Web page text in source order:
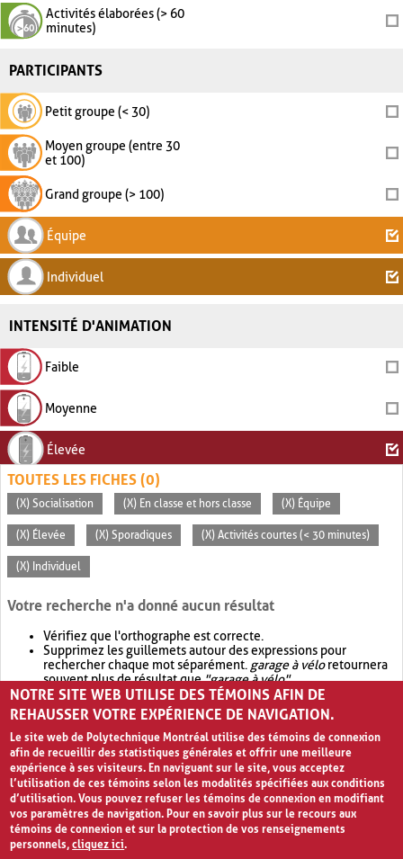
Activités élaborées (> 60
minutes)
PARTICIPANTS
Petit groupe (< 30)
Moyen groupe (entre 30
et 100)
Grand groupe (> 100)
Équipe
Individuel
INTENSITÉ D'ANIMATION
Faible
Moyenne
Élevée
TOUTES LES FICHES (0)
(X) Socialisation (X) En classe et hors classe (X) Équipe
(X) Élevée (X) Sporadiques (X) Activités courtes (< 30 minutes)
(X) Individuel
Votre recherche n'a donné aucun résultat
Vérifiez que l'orthographe est correcte.
Supprimez les guillemets autour des expressions pour
rechercher chaque mot séparément. garage à véloretournera
souvent plus de résultat que"garage à vélo".
Envisagez d'élargir votre recherche avec OR.garage OR vélo
retournera souvent plus de résultat quegarage à vélo
NOTRE SITE WEB UTILISE DES TÉMOINS AFIN DE
REHAUSSER VOTRE EXPÉRIENCE DE NAVIGATION.
Le site web de Polytechnique Montréal utilise des témoins de connexion
afin de recueillir des statistiques générales et offrir une meilleure
expérience à ses visiteurs. En naviguant sur le site, vous acceptez
l’utilisation de ces témoins selon les modalités spécifiées aux conditions
d’utilisation. Vous pouvez refuser les témoins de connexion en modifiant
vos paramètres de navigation. Pour en savoir plus sur le recours aux
témoins de connexion et sur la protection de vos renseignements
personnels,cliquez ici.